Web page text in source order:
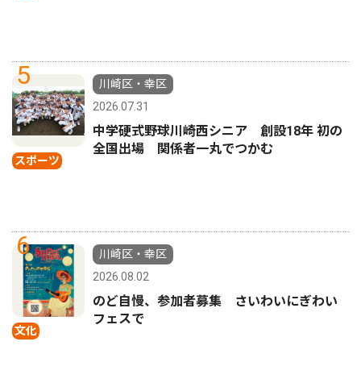
5
スポーツ
川崎区・幸区
2026.07.31
中学硬式野球川崎西シニア 創設18年 初の
全国出場 関係者一丸でつかむ
6
文化
川崎区・幸区
2026.08.02
のど自慢、参加者募集 さいわいにぎわい
フェスで